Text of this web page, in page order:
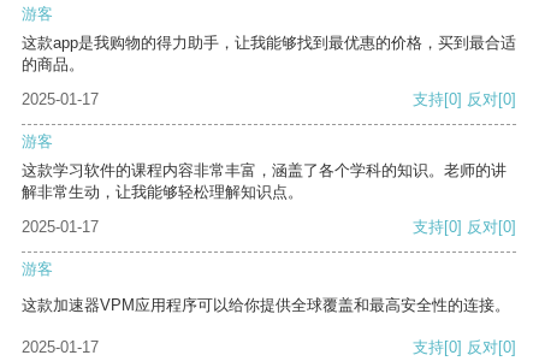
游客
这款app是我购物的得力助手，让我能够找到最优惠的价格，买到最合适
的商品。
2025-01-17
支持[0] 反对[0]
游客
这款学习软件的课程内容非常丰富，涵盖了各个学科的知识。老师的讲
解非常生动，让我能够轻松理解知识点。
2025-01-17
支持[0] 反对[0]
游客
这款加速器VPM应用程序可以给你提供全球覆盖和最高安全性的连接。
2025-01-17 支持[0] 反对[0]